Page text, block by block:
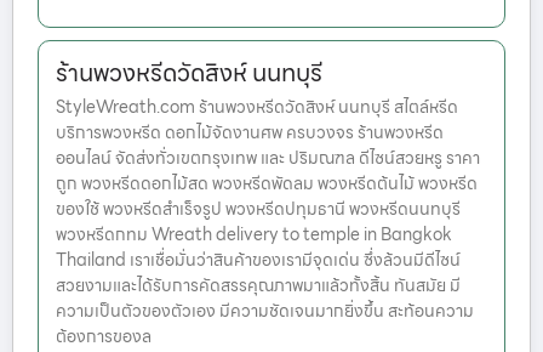
ร้านพวงหรีดวัดสิงห์ นนทบุรี
StyleWreath.com ร้านพวงหรีดวัดสิงห์ นนทบุรี สไตล์หรีด
บริการพวงหรีด ดอกไม้จัดงานศพ ครบวงจร ร้านพวงหรีด
ออนไลน์ จัดส่งทั่วเขตกรุงเทพ และ ปริมณฑล ดีไซน์สวยหรู ราคา
ถูก พวงหรีดดอกไม้สด พวงหรีดพัดลม พวงหรีดต้นไม้ พวงหรีด
ของใช้ พวงหรีดสำเร็จรูป พวงหรีดปทุมธานี พวงหรีดนนทบุรี
พวงหรีดกทม Wreath delivery to temple in Bangkok
Thailand เราเชื่อมั่นว่าสินค้าของเรามีจุดเด่น ซึ่งล้วนมีดีไซน์
สวยงามและได้รับการคัดสรรคุณภาพมาแล้วทั้งสิ้น ทันสมัย มี
ความเป็นตัวของตัวเอง มีความชัดเจนมากยิ่งขึ้น สะท้อนความ
ต้องการของล